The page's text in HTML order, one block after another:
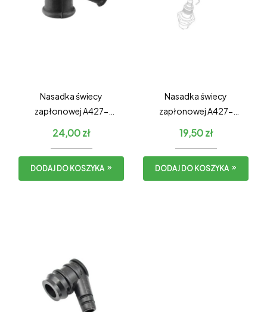
Nasadka świecy
zapłonowej A427-
24,00zł
DODAJ DO KOSZYKA
Nasadka świecy
zapłonowej A427-
19,50zł
DODAJ DO KOSZYKA